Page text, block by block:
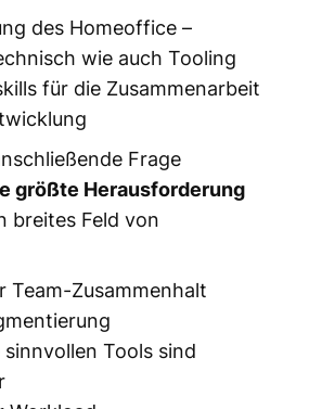
des Homeoffice –
wie auch Tooling
für die Zusammenarbeit
Frage
größte Herausforderung
breites Feld von
Team-Zusammenhalt
Tools sind